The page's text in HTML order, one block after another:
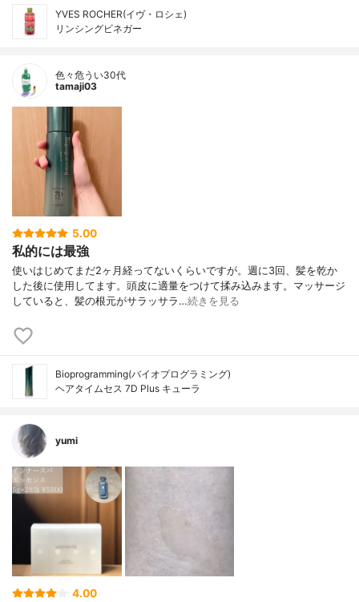
YVES ROCHER(イヴ・ロシェ)
リンシングビネガー
色々危うい30代
tamaji03
5.00
私的には最強
使いはじめてまだ2ヶ月経ってないくらいですが。週に3回、髪を乾か
した後に使用してます。頭皮に適量をつけて揉み込みます。マッサージ
していると、髪の根元がサラッサラ…続きを見る
Bioprogramming(バイオプログラミング)
ヘアタイムセス 7D Plus キューラ
yumi
4.00